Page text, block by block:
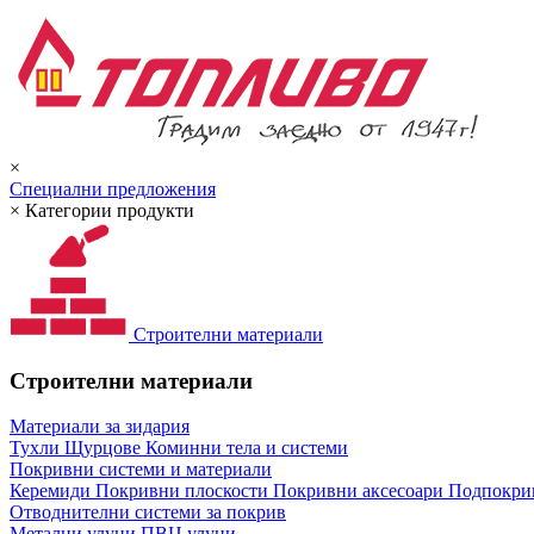
×
Специални предложения
× Категории продукти
Строителни материали
Строителни материали
Материали за зидария
Тухли Щурцове Коминни тела и системи
Покривни системи и материали
Керемиди Покривни плоскости Покривни аксесоари
Отводнителни системи за покрив